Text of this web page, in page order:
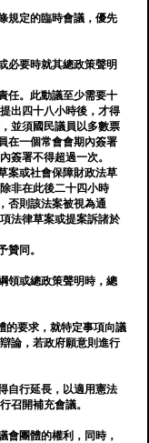
規定的臨時會議，優先
必要時就其總政策聲明
任。此動議至少需要十
出四十八小時後，才得
並須國民議員以多數票
在一個常會會期內簽署
簽署不得超過一次。
案或社會保障財政法草
非在此後二十四小時
否則該法案被視為通
法律草案或提案訴諸於
贊同。
領或總政策聲明時，總
的要求，就特定事項向議
論，若政府願意則進行
自行延長，以適用憲法
召開補充會議。
會團體的權利，同時，